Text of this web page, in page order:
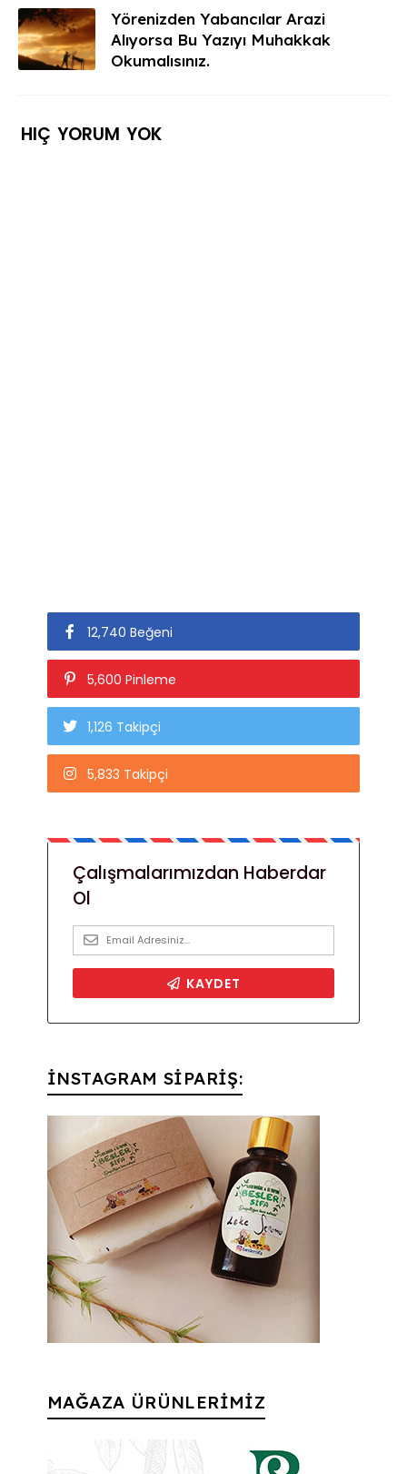
Yörenizden Yabancılar Arazi
Alıyorsa Bu Yazıyı Muhakkak
Okumalısınız.
HIÇ YORUM YOK
12,740 Beğeni
5,600 Pinleme
1,126 Takipçi
5,833 Takipçi
İNSTAGRAM SİPARİŞ:
MAĞAZA ÜRÜNLERİMİZ